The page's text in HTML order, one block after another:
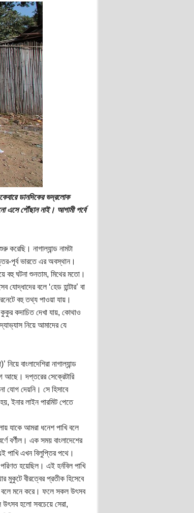
ডানদিকের ভদ্রলোক
এসে পৌঁছান নাই। আগামী পর্বে
করেছি। নাগাল্যান্ড নামটা
পূর্ব ভারতে এর অবস্থান।
বহু ঘটনা শুনতাম, মিথের মতো।
বলে ‘হেড হান্টার’ বা
বহু তথ্য পাওয়া যায়।
কদাচিত দেখা যায়, কোথাও
নিয়ে আমাদের যে
বাংলাদেশিরা নাগাল্যান্ড
আছে। দপ্তরের সেক্রেটারি
যোগ দেয়নি। সে হিসাবে
ইনার লাইন পারমিট পেতে
যাকে আমরা ধনেশ পাখি বলে
বর্ণীল। এক সময় বাংলাদেশের
পাখি এখন বিলুপ্তির পথে।
হয়েছিল। এই হর্নবিল পাখি
মুকুটে বীরত্বের প্রতীক হিসেবে
বলে মনে করে। ফলে সকল উৎসব
হলো সবচেয়ে সেরা,